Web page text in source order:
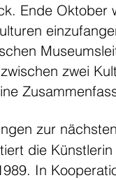
Ende Oktober
zwei
zur
die
In